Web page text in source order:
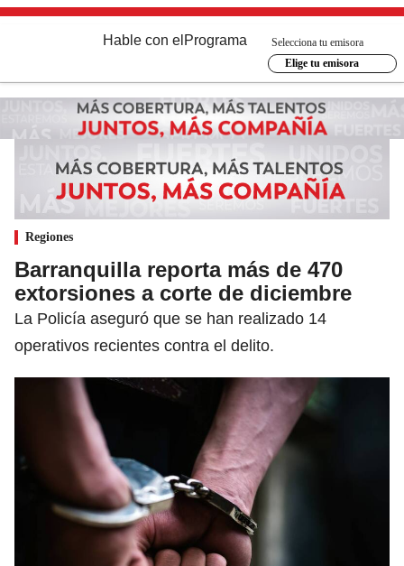
Hable con el Programa
Selecciona tu emisora
Elige tu emisora
Regiones
Barranquilla reporta más de 470
extorsiones a corte de diciembre
La Policía aseguró que se han realizado 14
operativos recientes contra el delito.